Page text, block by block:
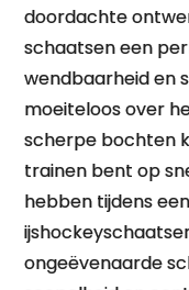
doordachte
schaatsen een
wendbaarheid en
moeiteloos over
scherpe bochten
trainen bent op
hebben tijdens
ongeëvenaarde